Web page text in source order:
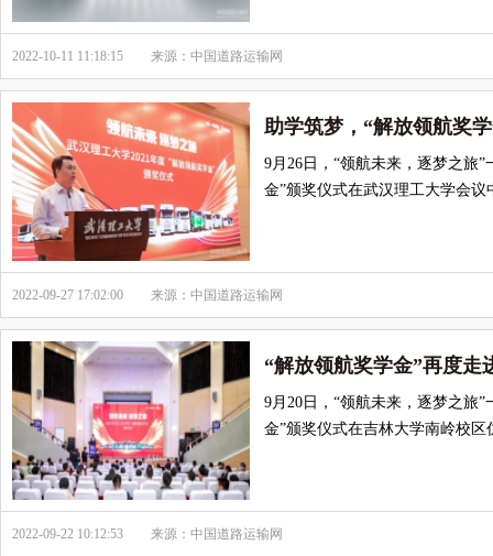
2022-10-11 11:18:15 来源：中国道路运输网
助学筑梦，“解放领航奖
9月26日，“领航未来，逐梦之旅
金”颁奖仪式在武汉理工大学会议
2022-09-27 17:02:00 来源：中国道路运输网
“解放领航奖学金”再度走
9月20日，“领航未来，逐梦之旅
金”颁奖仪式在吉林大学南岭校区
2022-09-22 10:12:53 来源：中国道路运输网